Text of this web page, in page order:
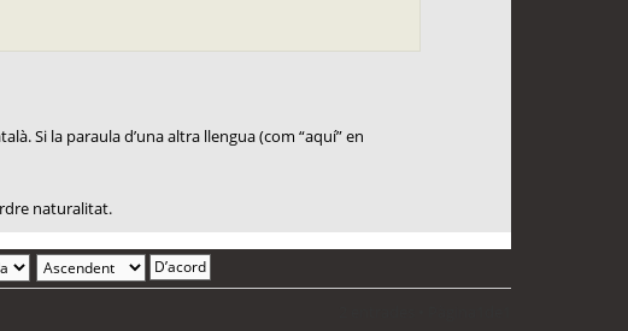
Si la paraula d’una altra llengua (com “aquí” en
naturalitat.